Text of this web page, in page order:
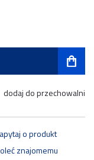
dodaj do przechowalni
o produkt
znajomemu